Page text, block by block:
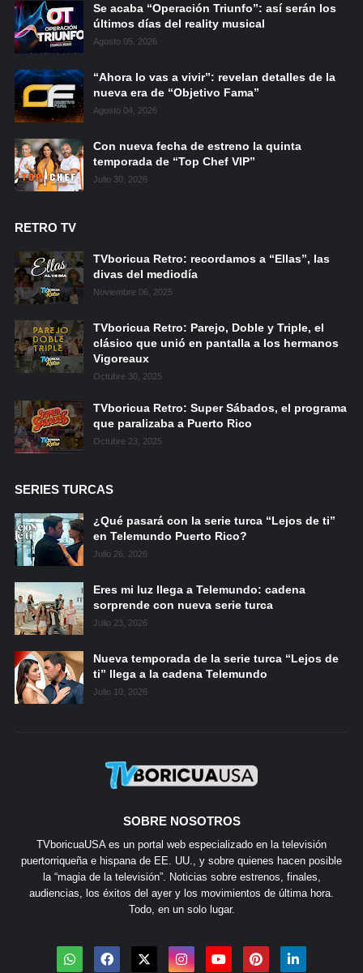
Se acaba “Operación Triunfo”: así serán los
últimos días del reality musical
Agosto 05, 2026
“Ahora lo vas a vivir”: revelan detalles de la
nueva era de “Objetivo Fama”
Agosto 04, 2026
Con nueva fecha de estreno la quinta
temporada de “Top Chef VIP”
Julio 30, 2026
RETRO TV
TVboricua Retro: recordamos a “Ellas”, las
divas del mediodía
Noviembre 06, 2025
TVboricua Retro: Parejo, Doble y Triple, el
clásico que unió en pantalla a los hermanos
Vigoreaux
Octubre 30, 2025
TVboricua Retro: Super Sábados, el programa
que paralizaba a Puerto Rico
Octubre 23, 2025
SERIES TURCAS
¿Qué pasará con la serie turca “Lejos de ti”
en Telemundo Puerto Rico?
Julio 26, 2026
Eres mi luz llega a Telemundo: cadena
sorprende con nueva serie turca
Julio 23, 2026
Nueva temporada de la serie turca “Lejos de
ti” llega a la cadena Telemundo
Julio 10, 2026
SOBRE NOSOTROS
TVboricuaUSA es un portal web especializado en la televisión
puertorriqueña e hispana de EE. UU., y sobre quienes hacen posible
la “magia de la televisión”. Noticias sobre estrenos, finales,
audiencias, los éxitos del ayer y los movimientos de última hora.
Todo, en un solo lugar.